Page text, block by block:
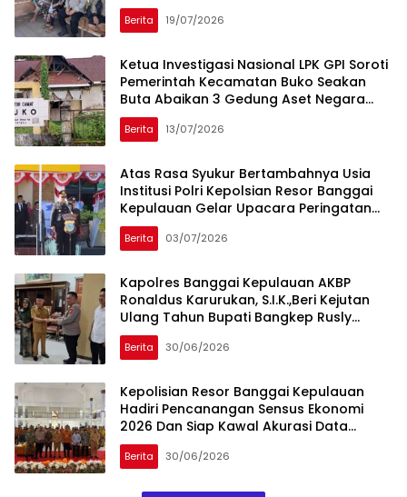
Berita 19/07/2026
Ketua Investigasi Nasional LPK GPI Soroti
Pemerintah Kecamatan Buko Seakan
Buta Abaikan 3 Gedung Aset Negara
Terbengkalai
Berita 13/07/2026
Atas Rasa Syukur Bertambahnya Usia
Institusi Polri Kepolsian Resor Banggai
Kepulauan Gelar Upacara Peringatan
Hari Bhayangkara Ke-80
Berita 03/07/2026
Kapolres Banggai Kepulauan AKBP
Ronaldus Karurukan, S.I.K.,Beri Kejutan
Ulang Tahun Bupati Bangkep Rusly
Moidady, S.T., M.T., AIFO Yang Ke 57
Tahun
Berita 30/06/2026
Kepolisian Resor Banggai Kepulauan
Hadiri Pencanangan Sensus Ekonomi
2026 Dan Siap Kawal Akurasi Data
Nasional
Berita 30/06/2026